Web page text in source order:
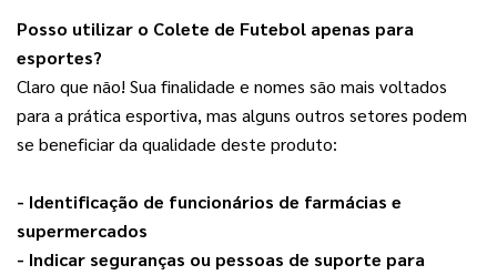
Posso utilizar o Colete de Futebol apenas para
esportes?
Claro que não! Sua finalidade e nomes são mais voltados
para a prática esportiva, mas alguns outros setores podem
se beneficiar da qualidade deste produto:
- Identificação de funcionários de farmácias e
supermercados
- Indicar seguranças ou pessoas de suporte para